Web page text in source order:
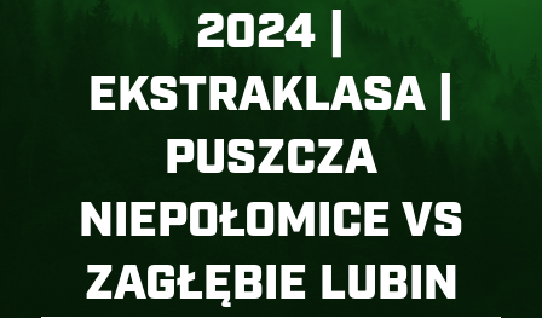
2024 |
EKSTRAKLASA |
PUSZCZA
NIEPOŁOMICE VS
ZAGŁĘBIE LUBIN